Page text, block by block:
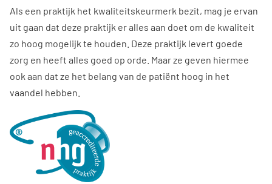
Als een praktijk het kwaliteitskeurmerk bezit, mag je ervan
uit gaan dat deze praktijk er alles aan doet om de kwaliteit
zo hoog mogelijk te houden. Deze praktijk levert goede
zorg en heeft alles goed op orde. Maar ze geven hiermee
ook aan dat ze het belang van de patiënt hoog in het
vaandel hebben.